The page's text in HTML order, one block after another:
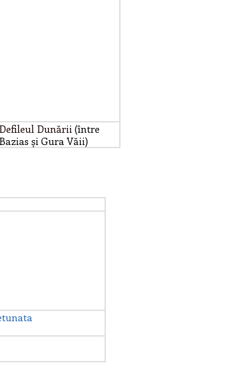
Defileul Dunării (între
Bazias și Gura Văii)